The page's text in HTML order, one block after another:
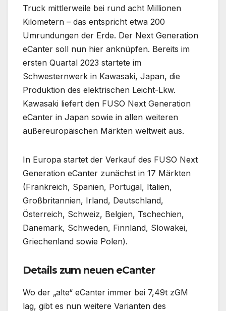
Truck mittlerweile bei rund acht Millionen
Kilometern – das entspricht etwa 200
Umrundungen der Erde. Der Next Generation
eCanter soll nun hier anknüpfen. Bereits im
ersten Quartal 2023 startete im
Schwesternwerk in Kawasaki, Japan, die
Produktion des elektrischen Leicht-Lkw.
Kawasaki liefert den FUSO Next Generation
eCanter in Japan sowie in allen weiteren
außereuropäischen Märkten weltweit aus.
In Europa startet der Verkauf des FUSO Next
Generation eCanter zunächst in 17 Märkten
(Frankreich, Spanien, Portugal, Italien,
Großbritannien, Irland, Deutschland,
Österreich, Schweiz, Belgien, Tschechien,
Dänemark, Schweden, Finnland, Slowakei,
Griechenland sowie Polen).
Details zum neuen eCanter
Wo der „alte“ eCanter immer bei 7,49t zGM
lag, gibt es nun weitere Varianten des